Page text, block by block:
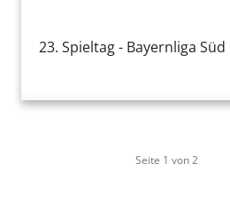
23. Spieltag - Bayernliga Süd
Seite 1 von 2